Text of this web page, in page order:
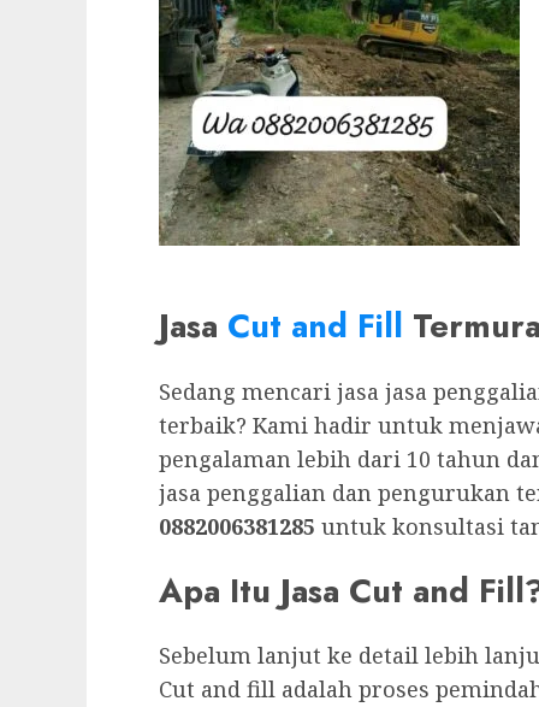
Jasa Cut and Fill
Sedang mencari jasa jasa
terbaik? Kami hadir untuk
pengalaman lebih dari 10 tahun
jasa penggalian dan pengurukan
0882006381285 untuk konsultasi
Apa Itu Jasa Cut and
Sebelum lanjut ke detail lebih
Cut and fill adalah proses